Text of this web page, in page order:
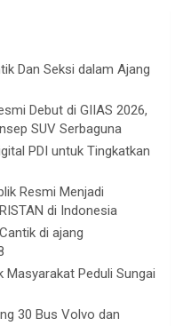
Dan Seksi dalam Ajang
Debut di GIIAS 2026,
SUV Serbaguna
PDI untuk Tingkatkan
Resmi Menjadi
di Indonesia
di ajang
Masyarakat Peduli Sungai
30 Bus Volvo dan